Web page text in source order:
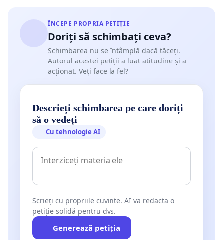
ÎNCEPE PROPRIA PETIȚIE
Doriți să schimbați ceva?
Schimbarea nu se întâmplă dacă tăceți.
Autorul acestei petiții a luat atitudine și a
acționat. Veți face la fel?
Descrieți schimbarea pe care doriți
să o vedeți
Cu tehnologie AI
Scrieți cu propriile cuvinte. AI va redacta o
petiție solidă pentru dvs.
Generează petiția